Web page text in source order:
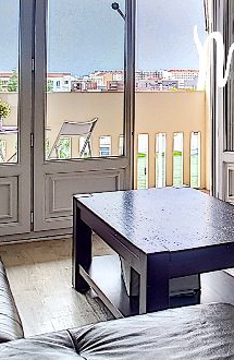
€
fixes 2% vous
rue Jeanne d'Arc à
pour ce bel
type 4 rénové d'une
7. A 5 mn à pied du
Dieu.
: d'une entrée avec
orientée sud de 29 m²